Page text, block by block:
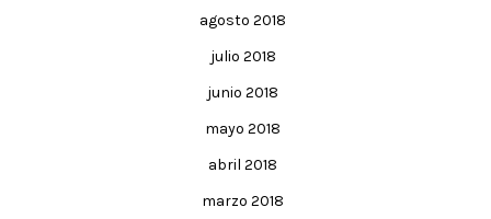
agosto 2018
julio 2018
junio 2018
mayo 2018
abril 2018
marzo 2018